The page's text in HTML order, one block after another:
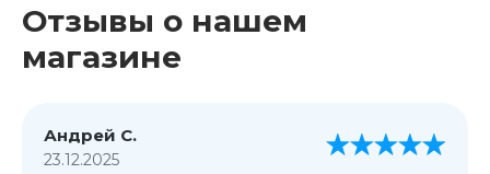
Отзывы о нашем
магазине
Андрей С.
23.12.2025